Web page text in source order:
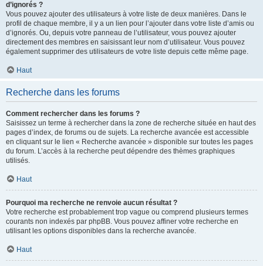
d’ignorés ?
Vous pouvez ajouter des utilisateurs à votre liste de deux manières. Dans le
profil de chaque membre, il y a un lien pour l’ajouter dans votre liste d’amis ou
d’ignorés. Ou, depuis votre panneau de l’utilisateur, vous pouvez ajouter
directement des membres en saisissant leur nom d’utilisateur. Vous pouvez
également supprimer des utilisateurs de votre liste depuis cette même page.
Haut
Recherche dans les forums
Comment rechercher dans les forums ?
Saisissez un terme à rechercher dans la zone de recherche située en haut des
pages d’index, de forums ou de sujets. La recherche avancée est accessible
en cliquant sur le lien « Recherche avancée » disponible sur toutes les pages
du forum. L’accès à la recherche peut dépendre des thèmes graphiques
utilisés.
Haut
Pourquoi ma recherche ne renvoie aucun résultat ?
Votre recherche est probablement trop vague ou comprend plusieurs termes
courants non indexés par phpBB. Vous pouvez affiner votre recherche en
utilisant les options disponibles dans la recherche avancée.
Haut